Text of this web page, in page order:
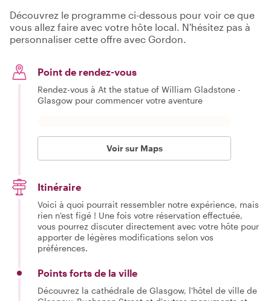
Découvrez le programme ci-dessous pour voir ce que
vous allez faire avec votre hôte local. N'hésitez pas à
personnaliser cette offre avec Gordon.
Point de rendez-vous
Rendez-vous à At the statue of William Gladstone -
Glasgow pour commencer votre aventure
Voir sur Maps
Itinéraire
Voici à quoi pourrait ressembler notre expérience, mais
rien n'est figé ! Une fois votre réservation effectuée,
vous pourrez discuter directement avec votre hôte pour
apporter de légères modifications selon vos
préférences.
Points forts de la ville
Découvrez la cathédrale de Glasgow, l'hôtel de ville de